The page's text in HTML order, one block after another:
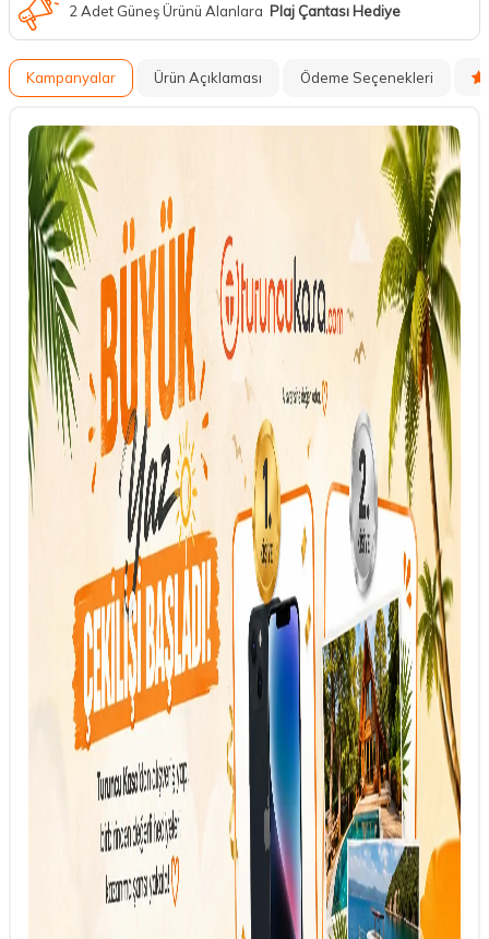
2 Adet Güneş Ürünü Alanlara Plaj Çantası Hediye
Kampanyalar Ürün Açıklaması Ödeme Seçenekleri